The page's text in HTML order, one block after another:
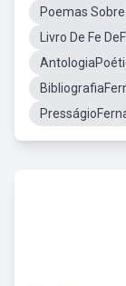
Poemas
Livro De Fe